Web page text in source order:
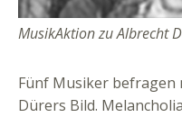
MusikAktion zu Albrecht
Fünf Musiker befragen
Dürers Bild.